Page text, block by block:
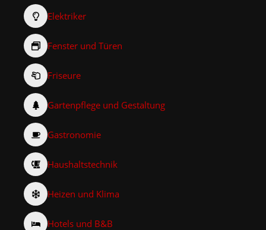
Elektriker
Fenster und Türen
Friseure
Gartenpflege und Gestaltung
Gastronomie
Haushaltstechnik
Heizen und Klima
Hotels und B&B